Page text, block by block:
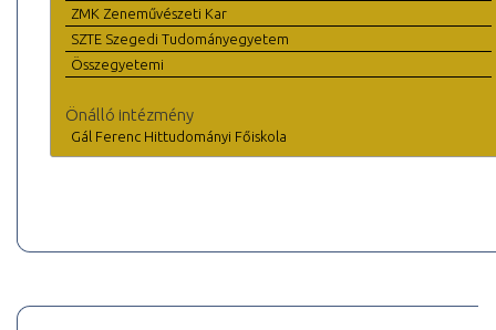
ZMK Zeneművészeti Kar
SZTE Szegedi Tudományegyetem
Összegyetemi
Önálló intézmény
Gál Ferenc Hittudományi Főiskola